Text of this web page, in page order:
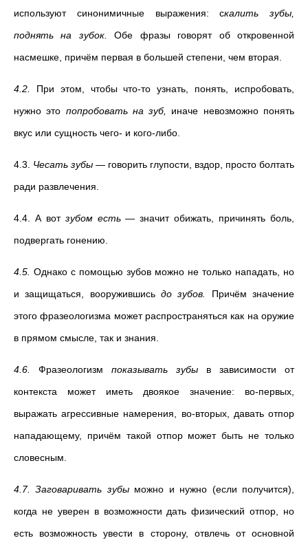
используют синонимичные выражения: скалить зубы,
поднять на зубок.Обе фразы говорят об откровенной
насмешке, причём первая в большей степени, чем вторая.
4.2. При этом, чтобы что-то узнать, понять, испробовать,
нужно это попробовать на зуб, иначе невозможно понять
вкус или сущность чего- и кого-либо.
4.3. Чесать зубы — говорить глупости, вздор, просто болтать
ради развлечения.
4.4. А вот зубом есть— значит обижать, причинять боль,
подвергать гонению.
4.5. Однако с помощью зубов можно не только нападать, но
и защищаться, вооружившись до зубов. Причём значение
этого фразеологизма может распространяться как на оружие
в прямом смысле, так и знания.
4.6. Фразеологизм показывать зубы в зависимости от
контекста может иметь двоякое значение: во-первых,
выражать агрессивные намерения, во-вторых, давать отпор
нападающему, причём такой отпор может быть не только
словесным.
4.7. Заговаривать зубы можно и нужно (если получится),
когда не уверен в возможности дать физический отпор, но
есть возможность увести в сторону, отвлечь от основной